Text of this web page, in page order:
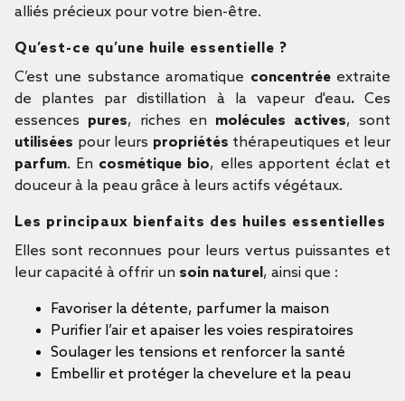
alliés précieux pour votre bien-être.
Qu’est-ce qu’une huile essentielle ?
C’est une substance aromatique concentréeextraite
de plantes par distillation à la vapeur d'eau.Ces
essences pures, riches en molécules actives, sont
utilisées pour leurs propriétés thérapeutiques et leur
parfum. En cosmétique bio, elles apportent éclat et
douceur à la peau grâce à leurs actifs végétaux.
Les principaux bienfaits des huiles essentielles
Elles sont reconnues pour leurs vertus puissantes et
leur capacité à offrir un soin naturel, ainsi que :
Favoriser la détente, parfumer la maison
Purifier l’air et apaiser les voies respiratoires
Soulager les tensions et renforcer la santé
Embellir et protéger la chevelure et la peau